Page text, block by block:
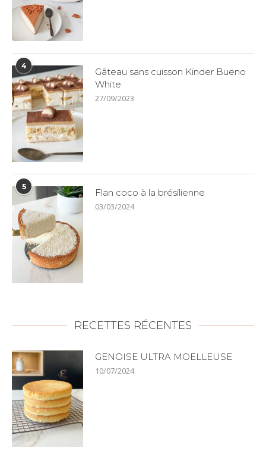
4
Gâteau sans cuisson Kinder Bueno
White
27/09/2023
5
Flan coco à la brésilienne
03/03/2024
RECETTES RÉCENTES
GENOISE ULTRA MOELLEUSE
10/07/2024